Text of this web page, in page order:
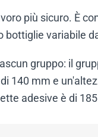
più sicuro. È
bottiglie variabile
gruppo: il
mm e
adesive è di